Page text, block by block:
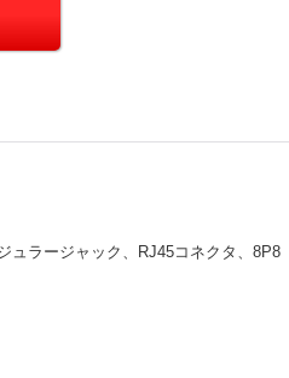
ュラージャック、RJ45コネクタ、8P8